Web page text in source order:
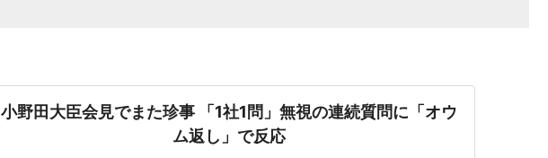
小野田大臣会見でまた珍事 「1社1問」無視の連続質問に「オウ
ム返し」で反応